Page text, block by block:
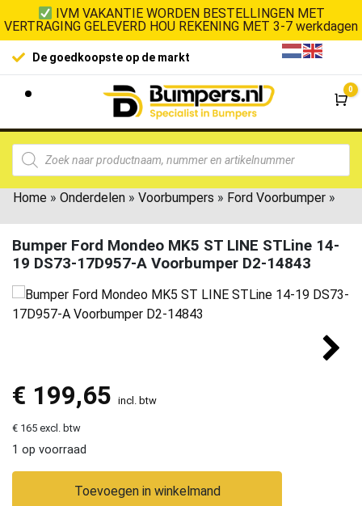
IVM VAKANTIE WORDEN BESTELLINGEN MET
VERTRAGING GELEVERD HOU REKENING MET 3-7 werkdagen
De goedkoopste op de markt
0
Home » Onderdelen » Voorbumpers » Ford Voorbumper »
Bumper Ford Mondeo MK5 ST LINE STLine 14-
19 DS73-17D957-A Voorbumper D2-14843
€ 199,65 incl. btw
€ 165 excl. btw
1 op voorraad
Toevoegen in winkelmand